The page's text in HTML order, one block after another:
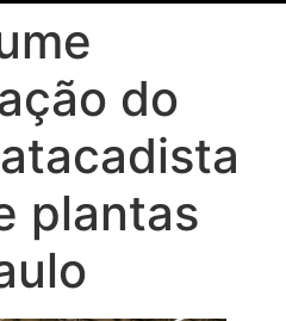
do
plantas